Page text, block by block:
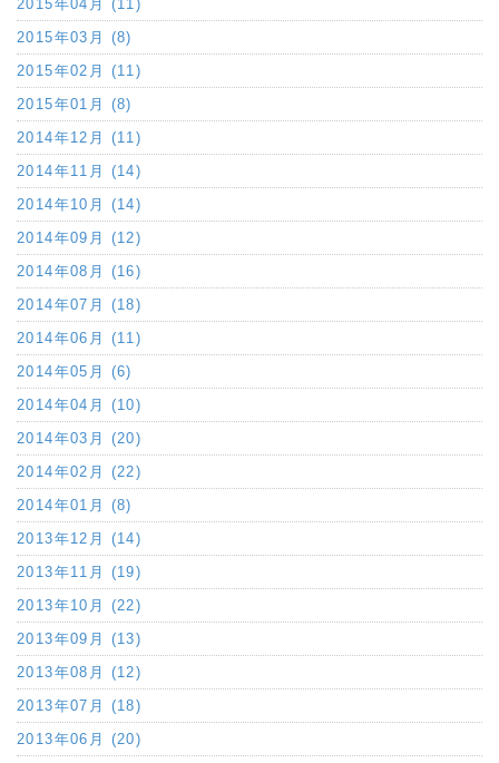
2015年04月 (11)
2015年03月 (8)
2015年02月 (11)
2015年01月 (8)
2014年12月 (11)
2014年11月 (14)
2014年10月 (14)
2014年09月 (12)
2014年08月 (16)
2014年07月 (18)
2014年06月 (11)
2014年05月 (6)
2014年04月 (10)
2014年03月 (20)
2014年02月 (22)
2014年01月 (8)
2013年12月 (14)
2013年11月 (19)
2013年10月 (22)
2013年09月 (13)
2013年08月 (12)
2013年07月 (18)
2013年06月 (20)